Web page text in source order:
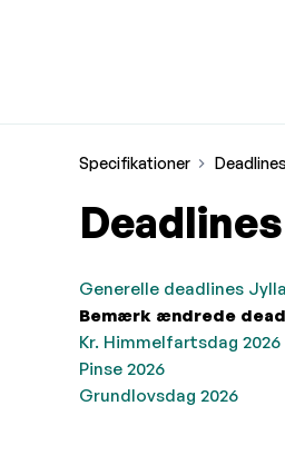
Specifikationer Deadlines
Deadlines
Generelle deadlines
Bemærk ændrede
Kr. Himmelfartsdag 2026
Pinse 2026
Grundlovsdag 2026